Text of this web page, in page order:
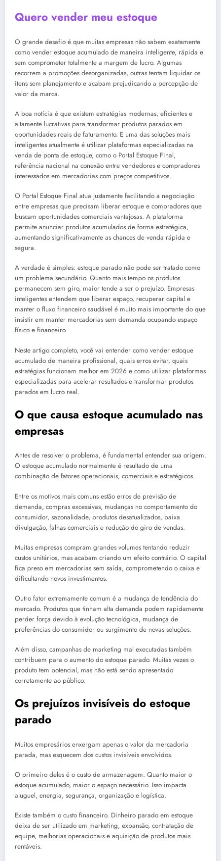
Quero vender meu estoque
O grande desafio é que muitas empresas não sabem exatamente
como vender estoque acumulado de maneira inteligente, rápida e
sem comprometer totalmente a margem de lucro. Algumas
recorrem a promoções desorganizadas, outras tentam liquidar os
itens sem planejamento e acabam prejudicando a percepção de
valor da marca.
A boa notícia é que existem estratégias modernas, eficientes e
altamente lucrativas para transformar produtos parados em
oportunidades reais de faturamento. E uma das soluções mais
inteligentes atualmente é utilizar plataformas especializadas na
venda de ponta de estoque, como o Portal Estoque Final,
referência nacional na conexão entre vendedores e compradores
interessados em mercadorias com preços competitivos.
O Portal Estoque Final atua justamente facilitando a negociação
entre empresas que precisam liberar estoque e compradores que
buscam oportunidades comerciais vantajosas. A plataforma
permite anunciar produtos acumulados de forma estratégica,
aumentando significativamente as chances de venda rápida e
segura.
A verdade é simples: estoque parado não pode ser tratado como
um problema secundário. Quanto mais tempo os produtos
permanecem sem giro, maior tende a ser o prejuízo. Empresas
inteligentes entendem que liberar espaço, recuperar capital e
manter o fluxo financeiro saudável é muito mais importante do que
insistir em manter mercadorias sem demanda ocupando espaço
físico e financeiro.
Neste artigo completo, você vai entender como vender estoque
acumulado de maneira profissional, quais erros evitar, quais
estratégias funcionam melhor em 2026 e como utilizar plataformas
especializadas para acelerar resultados e transformar produtos
parados em lucro real.
O que causa estoque acumulado nas
empresas
Antes de resolver o problema, é fundamental entender sua origem.
O estoque acumulado normalmente é resultado de uma
combinação de fatores operacionais, comerciais e estratégicos.
Entre os motivos mais comuns estão erros de previsão de
demanda, compras excessivas, mudanças no comportamento do
consumidor, sazonalidade, produtos desatualizados, baixa
divulgação, falhas comerciais e redução do giro de vendas.
Muitas empresas compram grandes volumes tentando reduzir
custos unitários, mas acabam criando um efeito contrário. O capital
fica preso em mercadorias sem saída, comprometendo o caixa e
dificultando novos investimentos.
Outro fator extremamente comum é a mudança de tendência do
mercado. Produtos que tinham alta demanda podem rapidamente
perder força devido à evolução tecnológica, mudança de
preferências do consumidor ou surgimento de novas soluções.
Além disso, campanhas de marketing mal executadas também
contribuem para o aumento do estoque parado. Muitas vezes o
produto tem potencial, mas não está sendo apresentado
corretamente ao público.
Os prejuízos invisíveis do estoque
parado
Muitos empresários enxergam apenas o valor da mercadoria
parada, mas esquecem dos custos invisíveis envolvidos.
O primeiro deles é o custo de armazenagem. Quanto maior o
estoque acumulado, maior o espaço necessário. Isso impacta
aluguel, energia, segurança, organização e logística.
Existe também o custo financeiro. Dinheiro parado em estoque
deixa de ser utilizado em marketing, expansão, contratação de
equipe, melhorias operacionais e aquisição de produtos mais
rentáveis.